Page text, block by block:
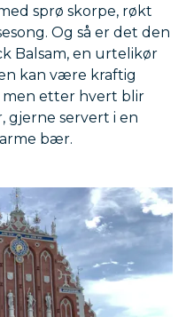
sprø skorpe, røkt
Og så er det den
Balsam, en urtelikør
kan være kraftig
men etter hvert blir
gjerne servert i en
bær.